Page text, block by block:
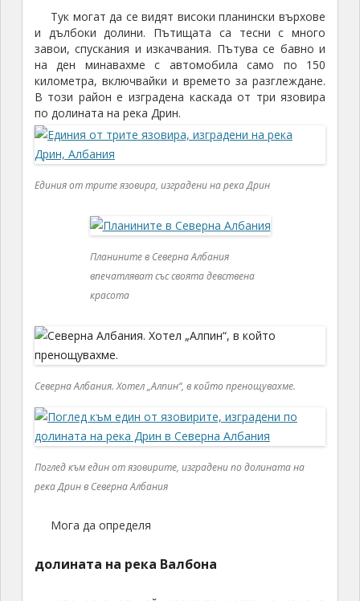
Тук могат да се видят високи планински върхове
и дълбоки долини. Пътищата са тесни с много
завои, спускания и изкачвания. Пътува се бавно и
на ден минавахме с автомобила само по 150
километра, включвайки и времето за разглеждане.
В този район е изградена каскада от три язовира
по долината на река Дрин.
Единия от трите язовира, изградени на река Дрин
Планините в Северна Албания
впечатляват със своята девствена
красота
Северна Албания. Хотел „Алпин“, в който пренощувахме.
Поглед към един от язовирите, изградени по долината на
река Дрин в Северна Албания
Мога да определя
долината на река Валбона